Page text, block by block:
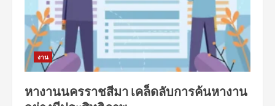
งาน
หางานนครราชสีมา เคล็ดลับการค้นหางาน